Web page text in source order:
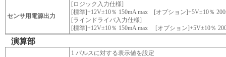
センサ用電源出力
[ロジック入力仕様]
[標準]+12V±10％ 150mA max [オプション]+5V±10％
[ラインドライバ入力仕様]
[標準]+12V±10％ 150mA max [オプション]+5V±10％
演算部
1 パルスに対する表示値を設定